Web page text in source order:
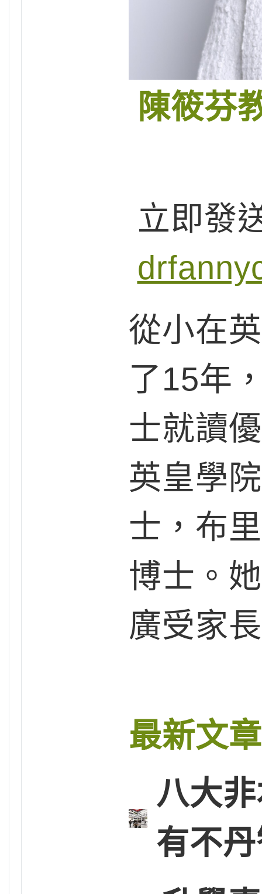
陳筱芬
立即發
從小在
了15年
士就讀
英皇學
士，布
博士。
廣受家
最新文章
八大
有不